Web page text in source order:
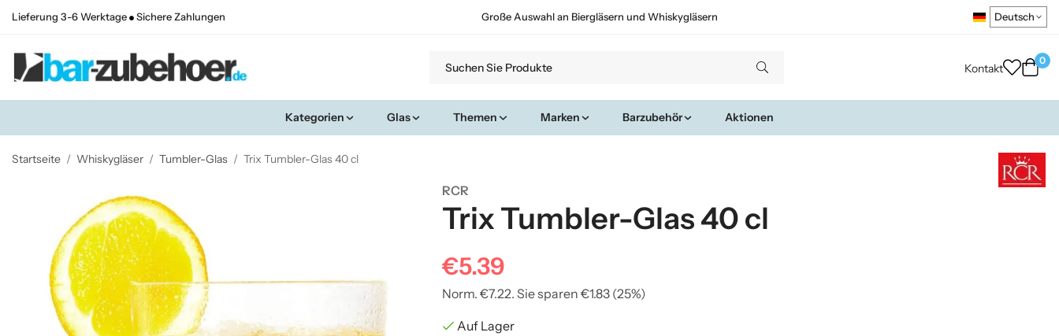
Lieferung 3-6 Werktage Sichere Zahlungen Große Auswahl an Biergläsern und Whiskygläsern
Kontakt
0
Kategorien Glas Themen Marken Barzubehör Aktionen
Startseite / Whiskygläser / Tumbler-Glas / Trix Tumbler-Glas 40 cl
RCR
Trix Tumbler-Glas 40 cl
€5.39
Norm. €7.22. Sie sparen €1.83(25%)
Auf Lager